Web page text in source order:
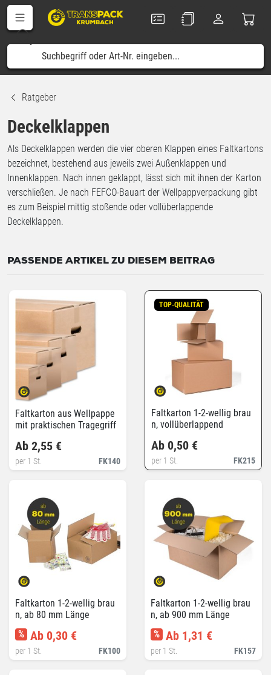
Ratgeber
Deckelklappen
Als Deckelklappen werden die vier oberen Klappen eines Faltkartons
bezeichnet, bestehend aus jeweils zwei Außenklappen und
Innenklappen. Nach innen geklappt, lässt sich mit ihnen der Karton
verschließen. Je nach FEFCO-Bauart der Wellpappverpackung gibt
es zum Beispiel mittig stoßende oder vollüberlappende
Deckelklappen.
PASSENDE ARTIKEL ZU DIESEM BEITRAG
Faltkarton aus Wellpappe
mit praktischen Tragegriff
FK140
Ab 2,55 €
per 1 St.
TOP-QUALITÄT
Faltkarton 1-2-wellig brau
n, vollüberlappend
FK215
Ab 0,50 €
per 1 St.
Faltkarton 1-2-wellig brau
n, ab 80 mm Länge
FK100
% Ab 0,30 €
per 1 St.
Faltkarton 1-2-wellig brau
n, ab 900 mm Länge
FK157
% Ab 1,31 €
per 1 St.